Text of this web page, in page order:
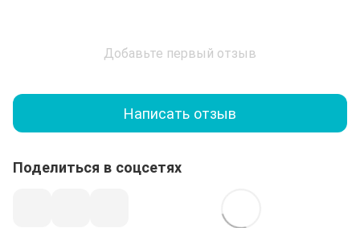
Добавьте первый отзыв
Написать отзыв
Поделиться в соцсетях